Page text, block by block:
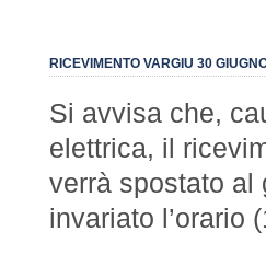
RICEVIMENTO VARGIU 30
Si avvisa che,
elettrica, il
verrà spostato al
invariato l’orario